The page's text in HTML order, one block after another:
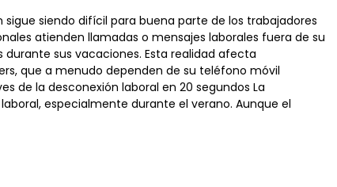
siendo difícil para buena parte de los trabajadores
atienden llamadas o mensajes laborales fuera de su
sus vacaciones. Esta realidad afecta
que a menudo dependen de su teléfono móvil
de la desconexión laboral en 20 segundos La
especialmente durante el verano. Aunque el